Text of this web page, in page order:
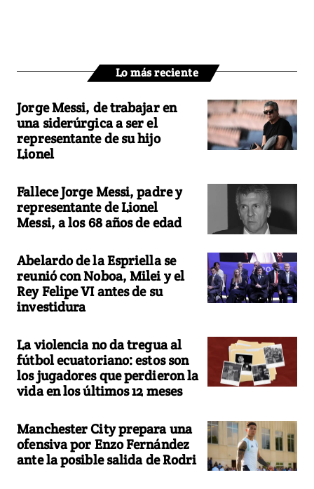
Lo más reciente
Jorge Messi, de trabajar en
una siderúrgica a ser el
representante de su hijo
Lionel
Fallece Jorge Messi, padre y
representante de Lionel
Messi, a los 68 años de edad
Abelardo de la Espriella se
reunió con Noboa, Milei y el
Rey Felipe VI antes de su
investidura
La violencia no da tregua al
fútbol ecuatoriano: estos son
los jugadores que perdieron la
vida en los últimos 12 meses
Manchester City prepara una
ofensiva por Enzo Fernández
ante la posible salida de Rodri